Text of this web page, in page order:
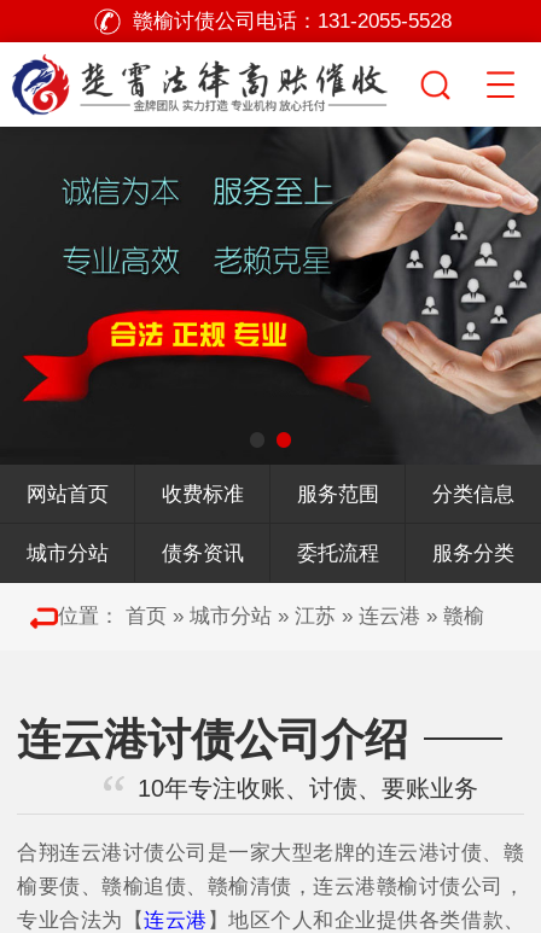
赣榆讨债公司电话： 131-2055-5528
网站首页 收费标准 服务范围 分类信息
城市分站 债务资讯 委托流程 服务分类
位置： 首页» 城市分站» 江苏» 连云港 » 赣榆
连云港讨债公司介绍
10年专注收账、讨债、要账业务
合翔连云港讨债公司是一家大型老牌的连云港讨债、赣
榆要债、赣榆追债、赣榆清债，连云港赣榆讨债公司，
专业合法为【连云港 】地区个人和企业提供各类借款、